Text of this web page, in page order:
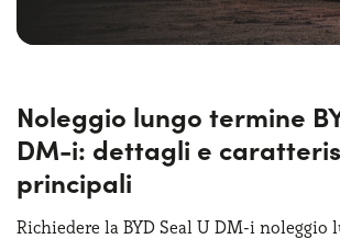
Noleggio lungo termine
DM-i: dettagli e
principali
Richiedere la BYD Seal U DM-i noleggio